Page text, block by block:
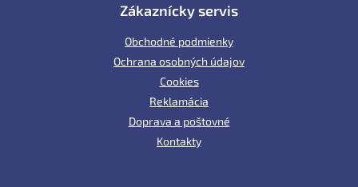
Zákaznícky servis
Obchodné podmienky
Ochrana osobných údajov
Cookies
Reklamácia
Doprava a poštovné
Kontakty